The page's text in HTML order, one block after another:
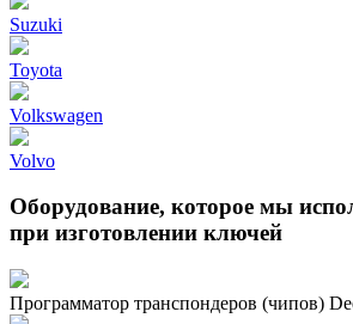
Suzuki
Toyota
Volkswagen
Volvo
Оборудование, которое мы
при изготовлении ключей
Программатор транспондеров (чипов)